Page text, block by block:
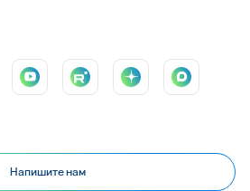
Напишите нам